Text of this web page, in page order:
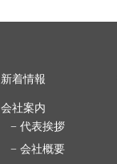
新着情報
会社案内
− 代表挨拶
− 会社概要